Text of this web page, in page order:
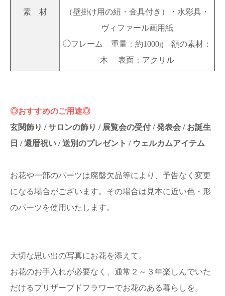
素 材
（壁掛け用の紐・金具付き）・水彩具・
ヴィファール画用紙
◯フレーム 重量：約1000g 額の素材：
木 表面：アクリル
◎おすすめのご用途◎
玄関飾り / サロンの飾り / 展覧会の受付 / 発表会 / お誕生
日 / 還暦祝い / 送別のプレゼント / ウェルカムアイテム
お花や一部のパーツは廃盤欠品等により、予告なく変更
になる場合がございます。その場合は見本に近い色・形
のパーツを使用いたします。
大切な思い出の写真にお花を添えて。
お花のお手入れが必要なく、通常２～３年楽しんでいた
だけるプリザーブドフラワーでお花のある暮らしを。